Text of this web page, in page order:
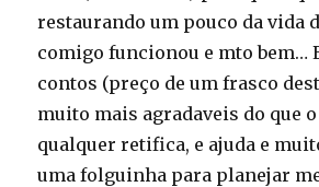
restaurando um pouco da vida
comigo funcionou e mto bem…
contos (preço de um frasco
muito mais agradaveis do que
qualquer retifica, e ajuda e
uma folguinha para planejar